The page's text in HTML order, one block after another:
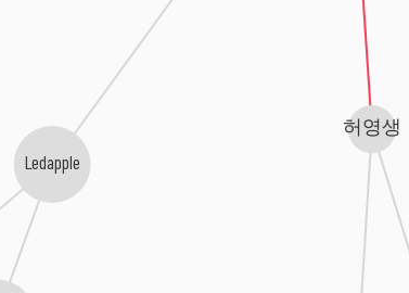
허영생
Ledapple